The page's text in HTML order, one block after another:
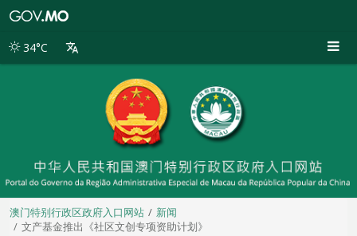
别
34°C
澳门特别行政区政府入口网站
新闻
文产基金推出《社区文创专项资助计划》